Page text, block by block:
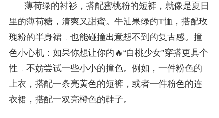
薄荷绿的衬衫，搭配蜜桃粉的短裤，就像是夏日
里的薄荷糖，清爽又甜蜜。牛油果绿的T恤，搭配玫
瑰粉的半身裙，也能碰撞出意想不到的复古感。撞
色小心机：如果你想让你的🔥“白桃少女”穿搭更具个
性，不妨尝试一些小小的撞色。例如，一件粉色的
上衣，搭配一条亮黄色的短裤，或者一件粉色的连
衣裙，搭配一双亮橙色的鞋子。